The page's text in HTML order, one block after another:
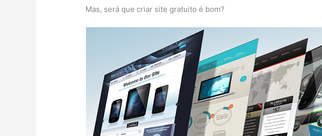
Mas, será que criar site gratuito é bom?